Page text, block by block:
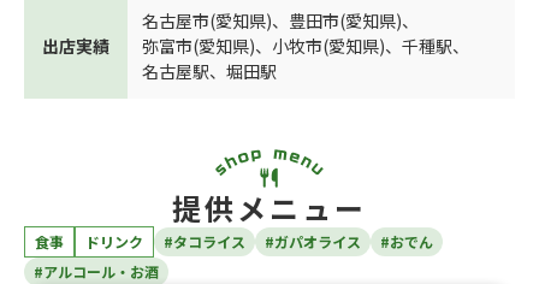
出店実績
名古屋市(愛知県)、 豊田市(愛知県)、
弥富市(愛知県)、 小牧市(愛知県)、 千種駅、
名古屋駅、 堀田駅
提供メニュー
食事 ドリンク #タコライス #ガパオライス
#おでん
#アルコール・お酒